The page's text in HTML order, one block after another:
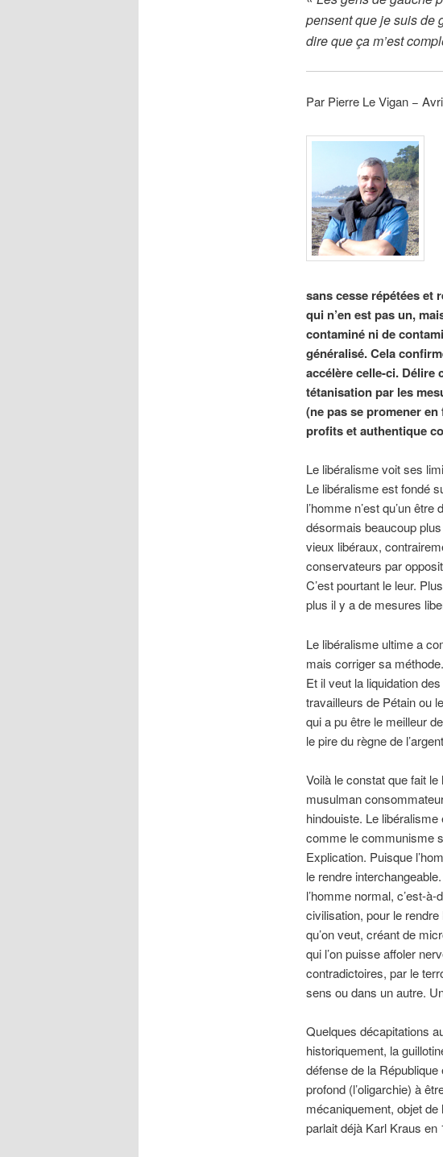
pensent que je suis de
dire que ça m’est
Par Pierre Le Vigan −
sans cesse répétées et
qui n’en est pas un,
contaminé ni de
généralisé. Cela
accélère celle-ci. Délire
tétanisation par les
(ne pas se promener
profits et authentique
Le libéralisme voit ses
Le libéralisme est fondé
l’homme n’est qu’un
désormais beaucoup
vieux libéraux,
conservateurs par
C’est pourtant le leur.
plus il y a de mesures
Le libéralisme ultime a
mais corriger sa
Et il veut la liquidation
travailleurs de Pétain ou
qui a pu être le meilleur
le pire du règne de
Voilà le constat que fait le
musulman
hindouiste. Le
comme le communisme
Explication. Puisque
le rendre
l’homme normal, c’est-
civilisation, pour le
qu’on veut, créant de
qui l’on puisse affoler
contradictoires, par le
sens ou dans un autre.
Quelques décapitations
historiquement, la
défense de la
profond (l’oligarchie) à
mécaniquement, objet de
parlait déjà Karl Kraus en